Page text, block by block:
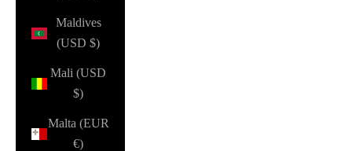
Maldives
(USD $)
Mali (USD
$)
Malta (EUR
€)